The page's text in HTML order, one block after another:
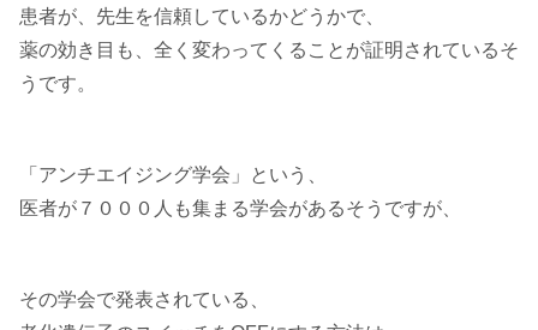
患者が、先生を信頼しているかどうかで、
薬の効き目も、全く変わってくることが証明されているそ
うです。
「アンチエイジング学会」という、
医者が７０００人も集まる学会があるそうですが、
その学会で発表されている、